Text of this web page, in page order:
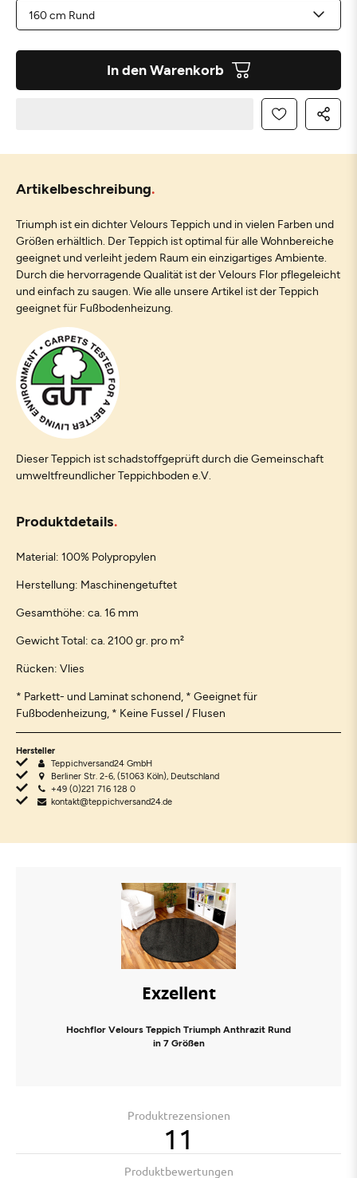
In den Warenkorb
Artikelbeschreibung
Triumph ist ein dichter Velours Teppich und in vielen Farben und
Größen erhältlich. Der Teppich ist optimal für alle Wohnbereiche
geeignet und verleiht jedem Raum ein einzigartiges Ambiente.
Durch die hervorragende Qualität ist der Velours Flor pflegeleicht
und einfach zu saugen. Wie alle unsere Artikel ist der Teppich
geeignet für Fußbodenheizung.
Dieser Teppich ist schadstoffgeprüft durch die Gemeinschaft
umweltfreundlicher Teppichboden e.V.
Produktdetails
Material: 100% Polypropylen
Herstellung: Maschinengetuftet
Gesamthöhe: ca. 16 mm
Gewicht Total: ca. 2100 gr. pro m²
Rücken: Vlies
* Parkett- und Laminat schonend, * Geeignet für
Fußbodenheizung, * Keine Fussel / Flusen
Hersteller
Teppichversand24 GmbH
Berliner Str. 2-6, (51063 Köln), Deutschland
+49 (0)221 716 128 0
kontakt@teppichversand24.de
Exzellent
Hochflor Velours Teppich Triumph Anthrazit Rund
in 7 Größen
Produktrezensionen
11
Produktbewertungen